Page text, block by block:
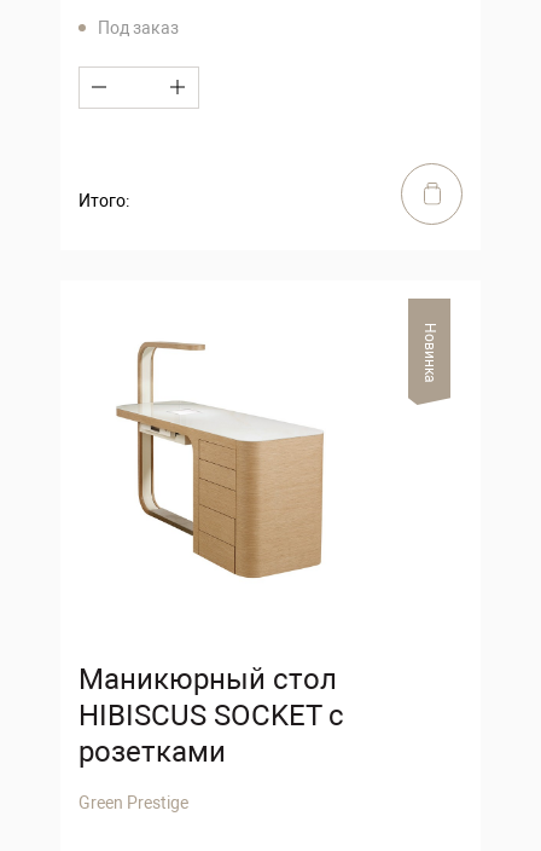
Под заказ
Итого:
Новинка
Маникюрный стол
HIBISCUS SOCKET с
розетками
Green Prestige